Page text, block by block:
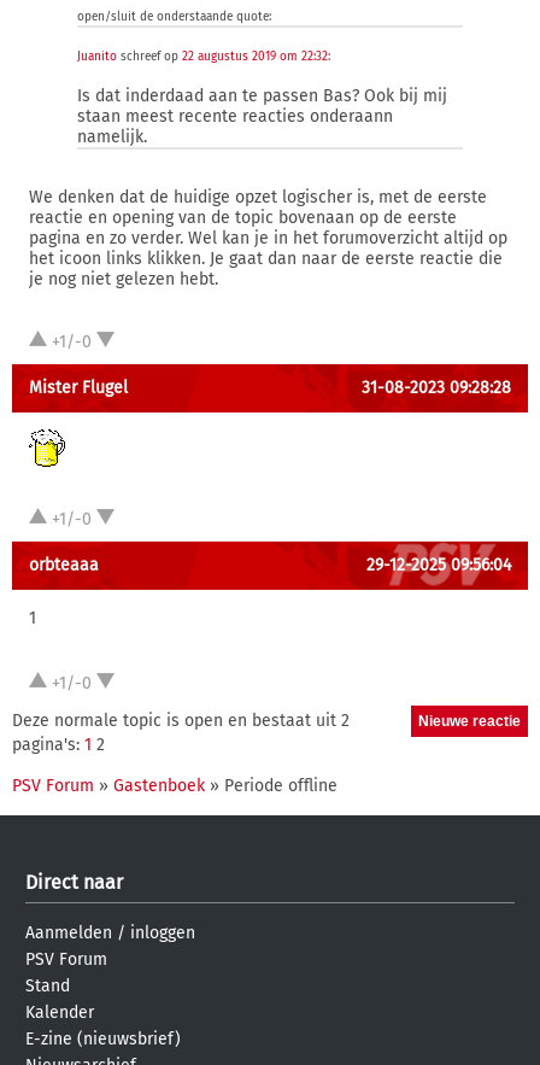
open/sluit de onderstaande quote:
Juanito schreef op 22 augustus 2019 om 22:32:
Is dat inderdaad aan te passen Bas? Ook bij mij
staan meest recente reacties onderaann
namelijk.
We denken dat de huidige opzet logischer is, met de eerste
reactie en opening van de topic bovenaan op de eerste
pagina en zo verder. Wel kan je in het forumoverzicht altijd op
het icoon links klikken. Je gaat dan naar de eerste reactie die
je nog niet gelezen hebt.
+1/-0
Mister Flugel 31-08-2023 09:28:28
+1/-0
orbteaaa 29-12-2025 09:56:04
1
+1/-0
Deze normale topic is open en bestaat uit 2
pagina's: 1 2
PSV Forum » Gastenboek » Periode offline
Direct naar
Aanmelden / inloggen
PSV Forum
Stand
Kalender
E-zine (nieuwsbrief)